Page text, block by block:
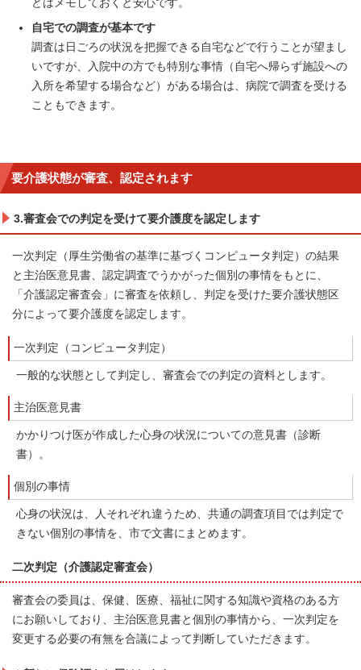
どはメモしておくと安心です。
自宅での調査が基本です
調査は日ごろの状況を把握できる自宅などで行うことが望まし
いですが、入院中の方でも特別な事情（自宅へ帰らず施設への
入所を希望する場合など）がある場合は、病院で調査を受ける
こともできます。
要介護状態が審査、認定されます
3.審査会での判定を受けて要介護度を認定します
一次判定（厚生労働省の基準に基づくコンピュータ判定）の結果
と主治医意見書、認定調査でうかがった個別の事情をもとに、
「介護認定審査会」に審査を依頼し、判定を受けた要介護状態区
分によって要介護度を認定します。
一次判定（コンピュータ判定）
一般的な状態として判定し、審査会での判定の資料とします。
主治医意見書
かかりつけ医が作成した心身の状況についての意見書（診断
書）。
個別の事情
心身の状況は、人それぞれ違うため、共通の調査項目では判定で
きない個別の事情を、市で文書にまとめます。
二次判定（介護認定審査会）
審査会の委員は、保健、医療、福祉に関する知識や資格のある方
にお願いしており、主治医意見書と個別の事情から、一次判定を
変更する必要の有無を合議によって判断していただきます。